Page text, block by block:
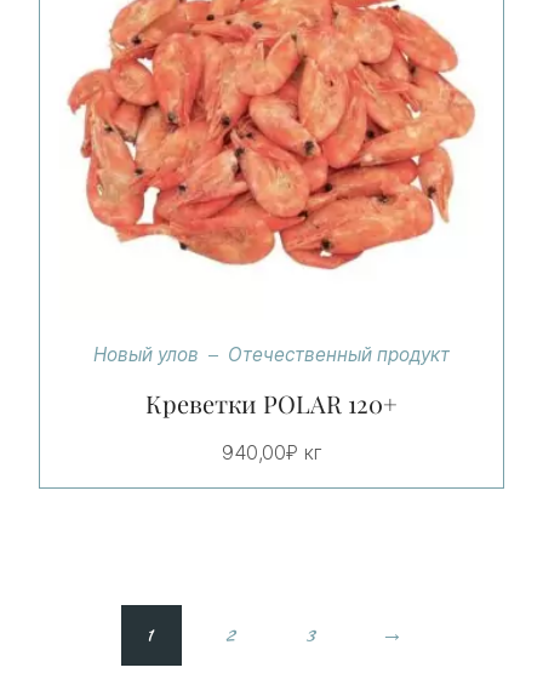
Новый улов Отечественный продукт
Креветки POLAR 120+
940,00₽ кг
1 2 3 →